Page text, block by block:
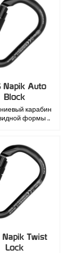
Napik Auto
Block
карабин
формы ..
Napik Twist
Lock